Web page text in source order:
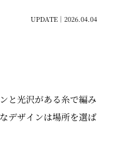
UPDATE｜2026.04.04
と光沢がある糸で編み
デザインは場所を選ば